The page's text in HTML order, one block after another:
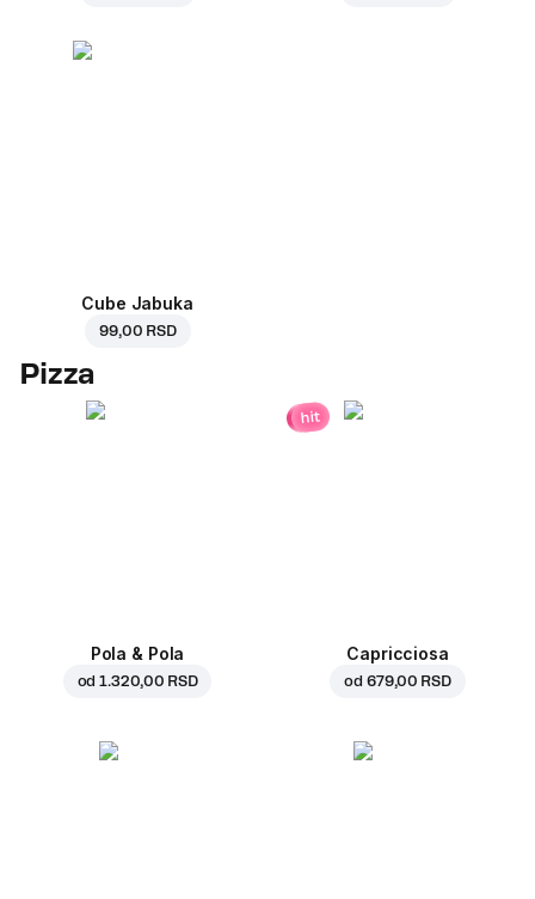
Cube Jabuka
99,00 RSD
Pizza
Pola & Pola
od1.320,00 RSD
hit
Capricciosa
od 679,00 RSD